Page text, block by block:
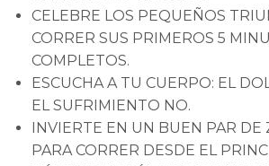
CELEBRE LOS PEQUEÑOS
CORRER SUS PRIMEROS 5
COMPLETOS.
ESCUCHA A TU CUERPO: EL
EL SUFRIMIENTO NO.
INVIERTE EN UN BUEN PAR DE
PARA CORRER DESDE EL